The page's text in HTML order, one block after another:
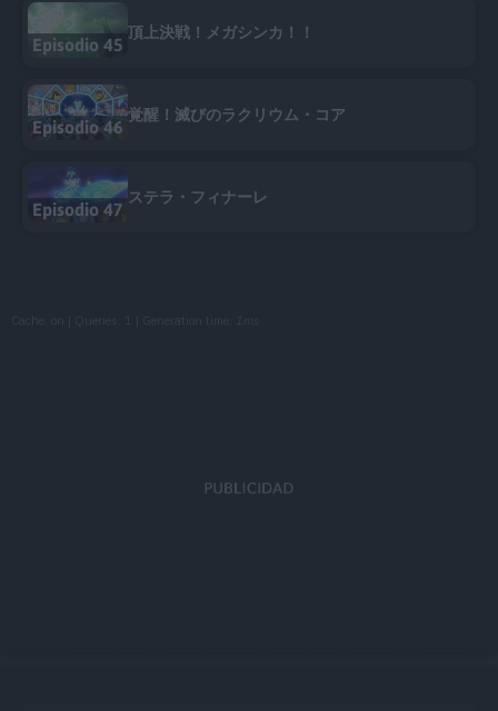
Episodio 45
頂上決戦！メガシンカ！！
Episodio 46
覚醒！滅びのラクリウム・コア
Episodio 47
ステラ・フィナーレ